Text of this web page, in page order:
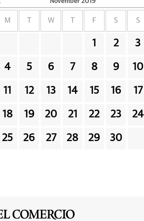
M W F S S
1 2 3
4 5 6 7 8 9 10
11 12 13 14 15 16 17
18 19 20 21 22 23 24
25 26 27 28 29 30